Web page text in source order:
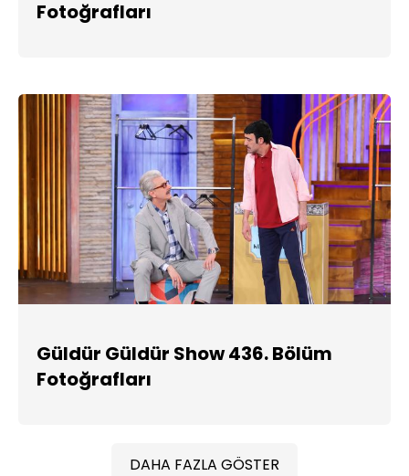
Fotoğrafları
Güldür Güldür Show 436. Bölüm
Fotoğrafları
DAHA FAZLA GÖSTER